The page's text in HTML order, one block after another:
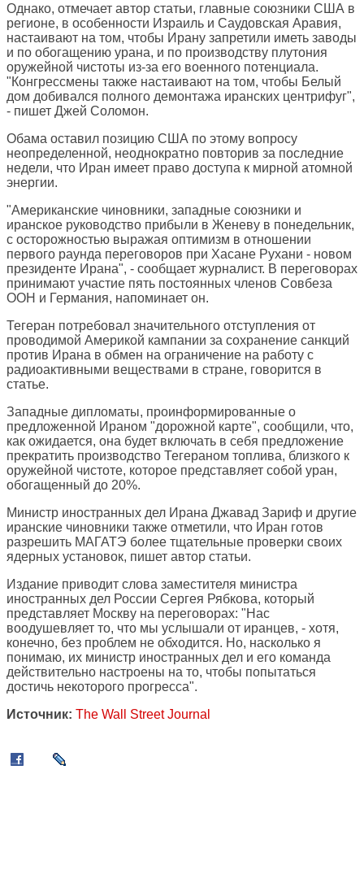
Однако, отмечает автор статьи, главные союзники США в
регионе, в особенности Израиль и Саудовская Аравия,
настаивают на том, чтобы Ирану запретили иметь заводы
и по обогащению урана, и по производству плутония
оружейной чистоты из-за его военного потенциала.
"Конгрессмены также настаивают на том, чтобы Белый
дом добивался полного демонтажа иранских центрифуг",
- пишет Джей Соломон.
Обама оставил позицию США по этому вопросу
неопределенной, неоднократно повторив за последние
недели, что Иран имеет право доступа к мирной атомной
энергии.
"Американские чиновники, западные союзники и
иранское руководство прибыли в Женеву в понедельник,
с осторожностью выражая оптимизм в отношении
первого раунда переговоров при Хасане Рухани - новом
президенте Ирана", - сообщает журналист. В переговорах
принимают участие пять постоянных членов Совбеза
ООН и Германия, напоминает он.
Тегеран потребовал значительного отступления от
проводимой Америкой кампании за сохранение санкций
против Ирана в обмен на ограничение на работу с
радиоактивными веществами в стране, говорится в
статье.
Западные дипломаты, проинформированные о
предложенной Ираном "дорожной карте", сообщили, что,
как ожидается, она будет включать в себя предложение
прекратить производство Тегераном топлива, близкого к
оружейной чистоте, которое представляет собой уран,
обогащенный до 20%.
Министр иностранных дел Ирана Джавад Зариф и другие
иранские чиновники также отметили, что Иран готов
разрешить МАГАТЭ более тщательные проверки своих
ядерных установок, пишет автор статьи.
Издание приводит слова заместителя министра
иностранных дел России Сергея Рябкова, который
представляет Москву на переговорах: "Нас
воодушевляет то, что мы услышали от иранцев, - хотя,
конечно, без проблем не обходится. Но, насколько я
понимаю, их министр иностранных дел и его команда
действительно настроены на то, чтобы попытаться
достичь некоторого прогресса".
Источник: The Wall Street Journal